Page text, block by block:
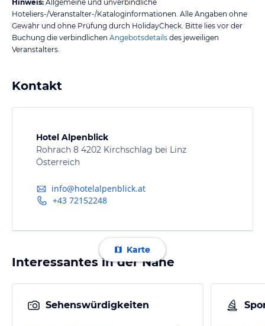
Hinweis: Allgemeine und unverbindliche
Hoteliers-/Veranstalter-/Kataloginformationen. Alle Angaben ohne
Gewähr und ohne Prüfung durch HolidayCheck. Bitte lies vor der
Buchung die verbindlichen Angebotsdetails des jeweiligen
Veranstalters.
Kontakt
Hotel Alpenblick
Rohrach 8 4202 Kirchschlag bei Linz
Österreich
info@hotelalpenblick.at
+43 72152248
Karte
Interessantes in der Nähe
Sehenswürdigkeiten